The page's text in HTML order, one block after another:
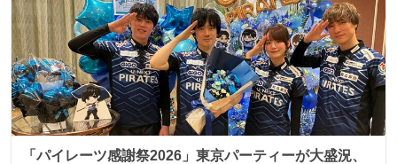
「パイレーツ感謝祭2026」東京パーティーが大盛況、